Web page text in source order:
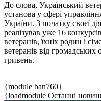
До слова, Український
установа у сфері
України. З початку своєї
реалізував уже 16
ветеранів, їхніх родин і
ветеранів від громадських
гривень.
{module ban760}
{loadmodule Останні